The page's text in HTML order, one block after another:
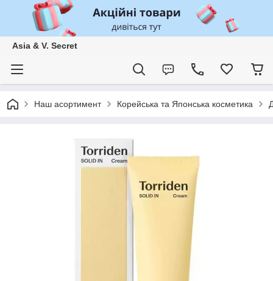
Asia & V. Secret
Наш асортимент Корейська та Японська косметика